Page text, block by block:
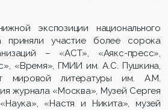
экспозиции национального
приняли участие более сорока
– «АСТ», «Аякс-пресс»,
«Время», ГМИИ им. А.С. Пушкина,
мировой литературы им. А.М.
журнала «Москва», Музей Сергея
«Настя и Никита», музей